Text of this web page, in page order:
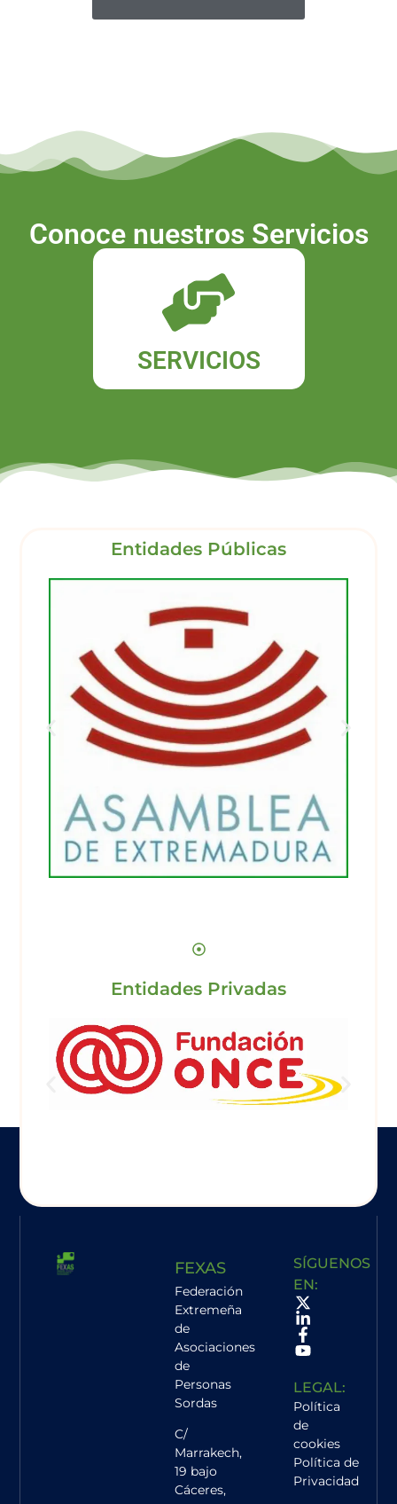
Conoce nuestros Servicios
SERVICIOS
Entidades Públicas
Entidades Privadas
FEXAS
Federación
Extremeña
de
Asociaciones
de
Personas
Sordas
C/
Marrakech,
19 bajo
Cáceres,
SÍGUENOS
EN:
LEGAL:
Política
de
cookies
Política de
Privacidad